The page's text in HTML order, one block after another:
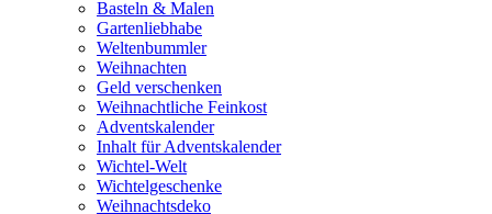
Basteln & Malen
Gartenliebhabe
Weltenbummler
Weihnachten
Geld verschenken
Weihnachtliche Feinkost
Adventskalender
Inhalt für Adventskalender
Wichtel-Welt
Wichtelgeschenke
Weihnachtsdeko